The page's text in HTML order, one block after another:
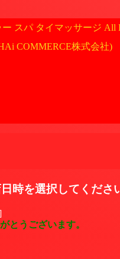
スパ タイマッサージ All
COMMERCE株式会社)
時を選択してくださ
とうございます。